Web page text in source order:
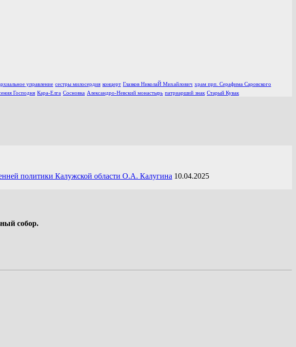
управление сестры милосердия концерт Глазков НиколаЙ Михайлович храм прп. Серафима Саровского
Господня Кара-Елга Сосновка Александро-Невский монастырь патриарший знак Старый Кувак
политики Калужской области О.А. Калугина 10.04.2025
собор.